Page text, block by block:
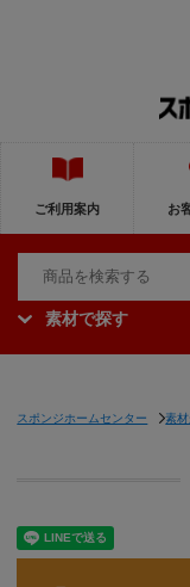
お
ご利用案内
素材で探す
スポンジホームセンター 素